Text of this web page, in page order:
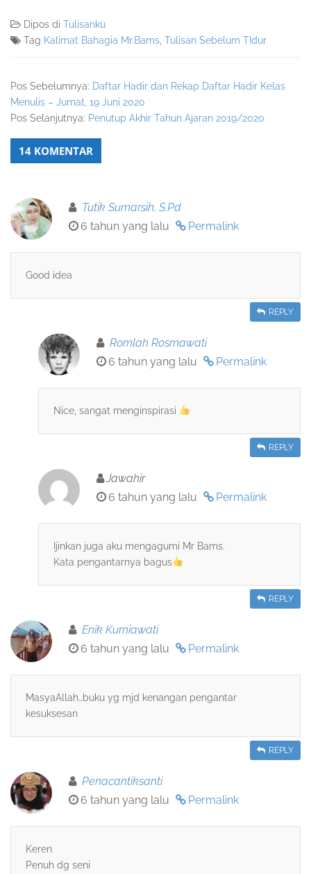
Dipos di Tulisanku
Tag Kalimat Bahagia Mr.Bams Tulisan Sebelum TIdur
Pos Sebelumnya: Daftar Hadir dan Rekap Daftar Hadir Kelas
Menulis – Jumat, 19 Juni 2020
Pos Selanjutnya: Penutup Akhir Tahun Ajaran 2019/2020
14 KOMENTAR
Tutik Sumarsih, S.Pd
6 tahun yang lalu
Permalink
Good idea
REPLY
Romlah Rosmawati
6 tahun yang lalu
Permalink
Nice, sangat menginspirasi
REPLY
Jawahir
6 tahun yang lalu
Permalink
Ijinkan juga aku mengagumi Mr Bams.
Kata pengantarnya bagus
REPLY
Enik Kurniawati
6 tahun yang lalu
Permalink
MasyaAllah…buku yg mjd kenangan pengantar
kesuksesan
REPLY
Penacantiksanti
6 tahun yang lalu
Permalink
Keren
Penuh dg seni